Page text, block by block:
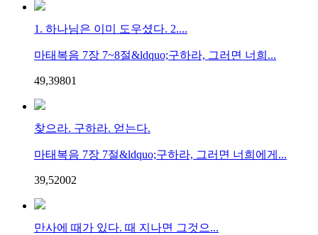
1. 하나님은 이미 도우셨다. 2....
마태복음 7장 7~8절&ldquo;구하라, 그러면 너희...
49,39801
찾으라. 구하라. 얻는다.
마태복음 7장 7절&ldquo;구하라, 그러면 너희에게...
39,52002
만사에 때가 있다. 때 지나면 그것으...